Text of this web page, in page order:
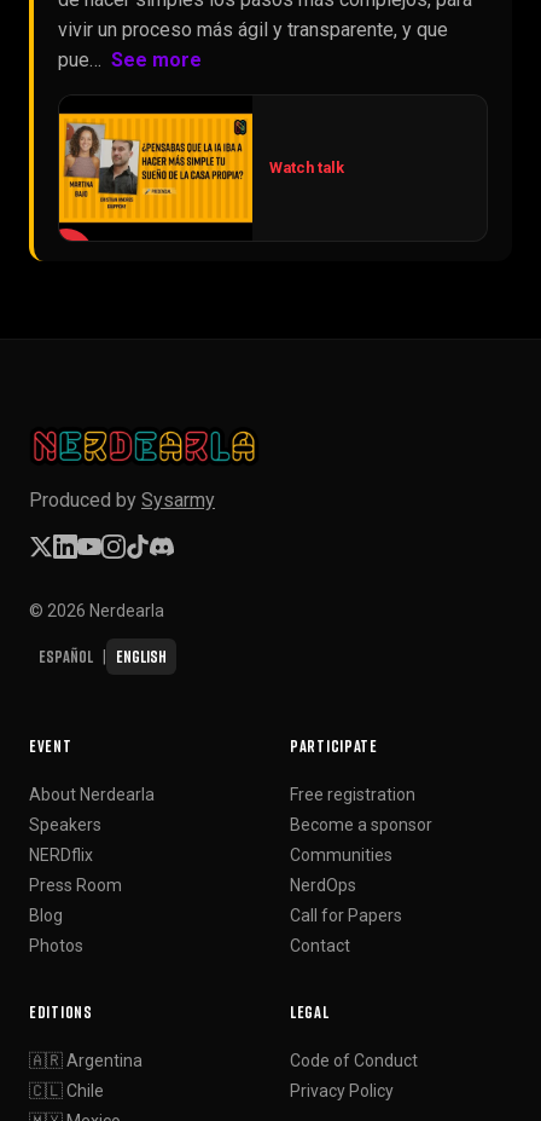
vivir un proceso más ágil y transparente, y que
pue… See more
Watch talk
Produced by Sysarmy
© 2026 Nerdearla
Español English
EVENT
About Nerdearla
Speakers
NERDflix
Press Room
Blog
Photos
PARTICIPATE
Free registration
Become a sponsor
Communities
NerdOps
Call for Papers
Contact
EDITIONS
🇦🇷 Argentina
🇨🇱 Chile
LEGAL
Code of Conduct
Privacy Policy